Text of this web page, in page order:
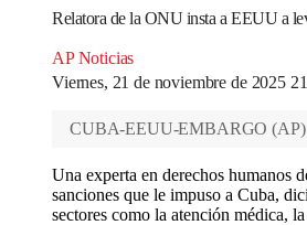
Relatora de la ONU insta a EEUU a
AP Noticias
Viernes, 21 de noviembre de 2025
CUBA-EEUU-EMBARGO (AP)
Una experta en derechos humanos
sanciones que le impuso a Cuba,
sectores como la atención médica,